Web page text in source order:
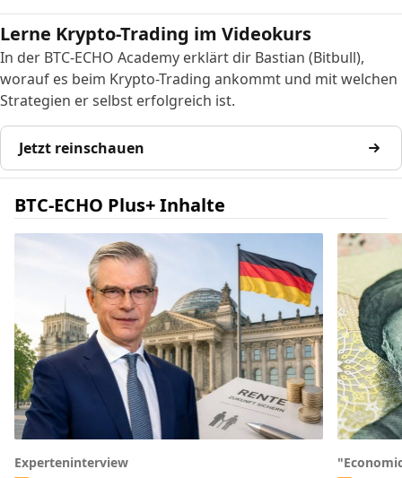
Lerne Krypto-Trading im Videokurs
In der BTC-ECHO Academy erklärt dir Bastian (Bitbull),
worauf es beim Krypto-Trading ankommt und mit welchen
Strategien er selbst erfolgreich ist.
Jetzt reinschauen
BTC-ECHO Plus+ Inhalte
Experteninterview